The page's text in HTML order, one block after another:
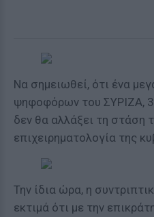
Να σημειωθεί, ότι ένα
ψηφοφόρων του ΣΥΡΙΖΑ,
δεν θα αλλάξει τη στάση
επιχειρηματολογία της
Την ίδια ώρα, η
εκτιμά ότι με την